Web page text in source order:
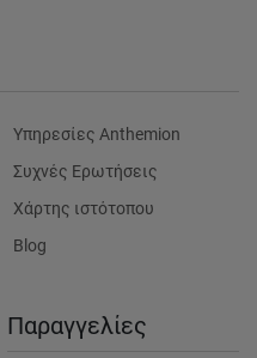
Υπηρεσίες Anthemion
Συχνές Ερωτήσεις
Χάρτης ιστότοπου
Blog
Παραγγελίες